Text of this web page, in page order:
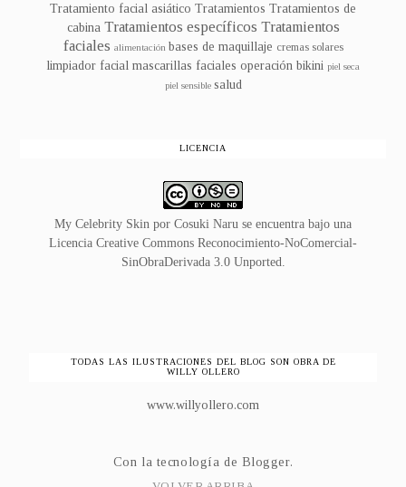
Tratamiento facial asiático Tratamientos Tratamientos de
cabina Tratamientos específicos Tratamientos
faciales alimentación bases de maquillaje cremas solares
limpiador facial mascarillas faciales operación bikini piel seca
piel sensible salud
LICENCIA
My Celebrity Skin por Cosuki Naru se encuentra bajo una
Licencia Creative Commons Reconocimiento-NoComercial-
SinObraDerivada 3.0 Unported.
TODAS LAS ILUSTRACIONES DEL BLOG SON OBRA DE
WILLY OLLERO
www.willyollero.com
Con la tecnología de Blogger.